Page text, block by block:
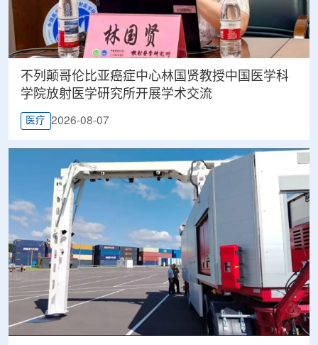
不列颠哥伦比亚癌症中心林国贤教授中国医学科
学院放射医学研究所开展学术交流
医疗 2026-08-07